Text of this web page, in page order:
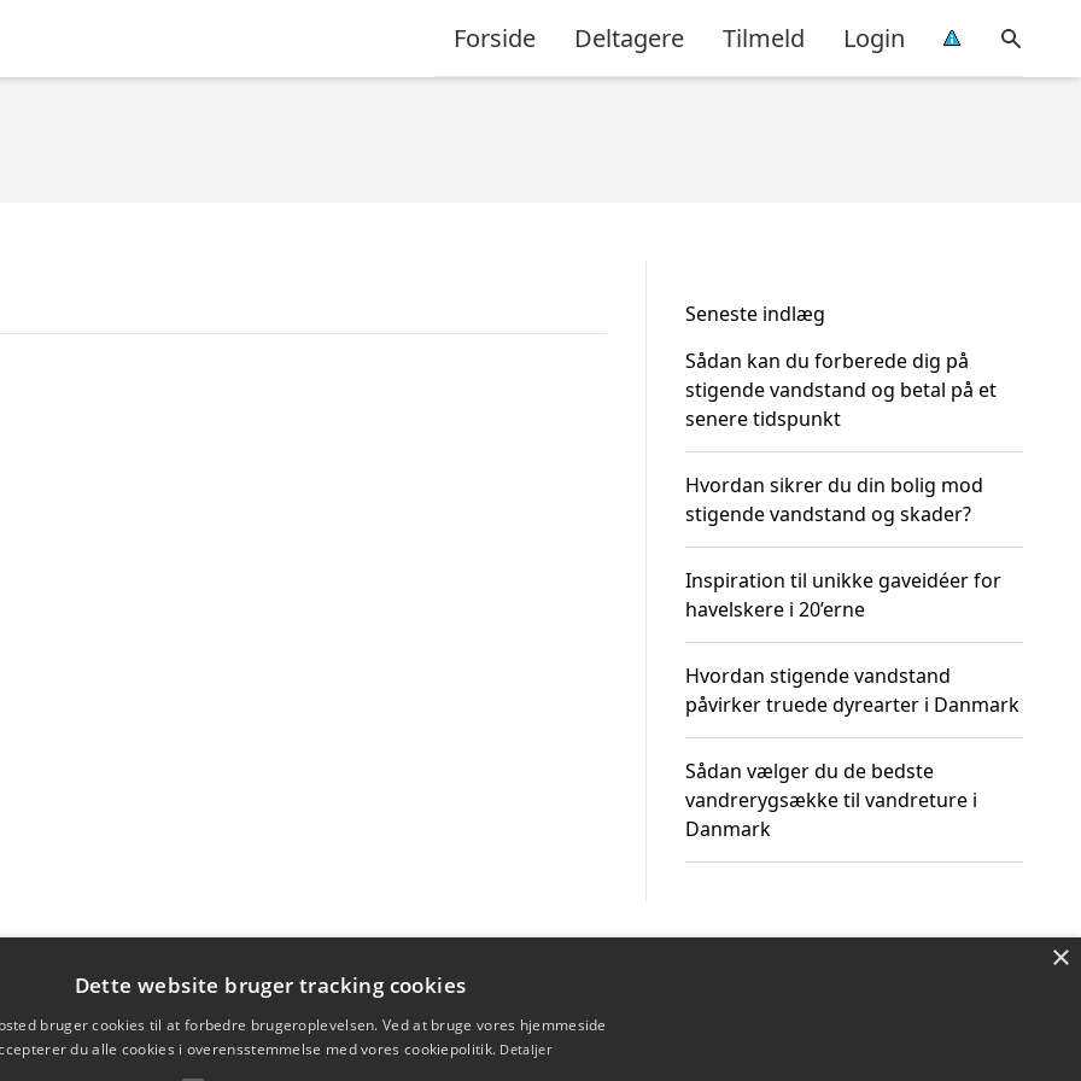
Forside Deltagere Tilmeld Login
Seneste indlæg
Sådan kan du forberede dig på
stigende vandstand og betal på et
senere tidspunkt
Hvordan sikrer du din bolig mod
stigende vandstand og skader?
Inspiration til unikke gaveidéer for
havelskere i 20’erne
Hvordan stigende vandstand
påvirker truede dyrearter i Danmark
Sådan vælger du de bedste
vandrerygsække til vandreture i
Danmark
×
Dette website bruger tracking cookies
bruger cookies til at forbedre brugeroplevelsen. Ved at bruge vores hjemmeside
du alle cookies i overensstemmelse med vores cookiepolitik. Detaljer